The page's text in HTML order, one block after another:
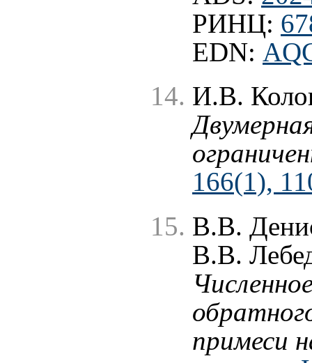
РИНЦ:
EDN:
И.В.
166(1),
В.В.
В.В.
примеси